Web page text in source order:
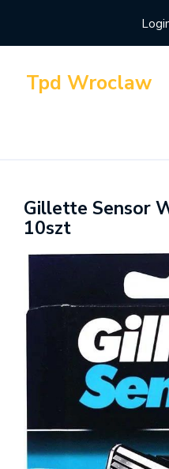
content
Tpd Wroclaw
Gillette Sensor
10szt